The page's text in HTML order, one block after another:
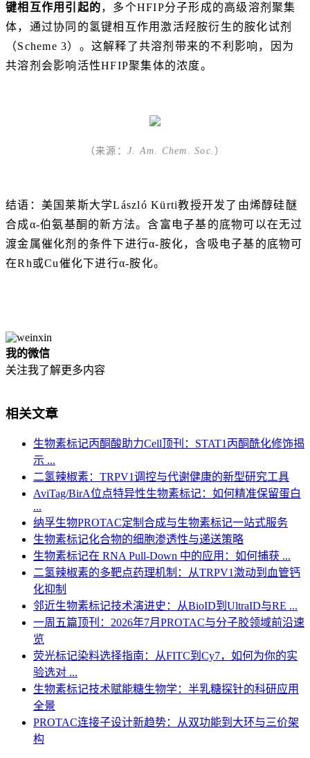
键相互作用引起的，多个HFIP分子形成的高级溶剂聚集
体，通过协同的氢键相互作用激活羟胺衍生的胺化试剂
（Scheme 3）。这解释了共溶剂带来的不利影响，因为
共溶剂会影响活性HFIP聚集体的浓度。
（来源： J. Am. Chem. Soc. ）
结语：美国莱斯大学László Kürti教授开发了由烯醇硅醚
合成α-伯氨基酮的新方法。含富电子基的底物可以在无过
渡金属催化剂的条件下进行α-胺化，含吸电子基的底物可
在Rh或Cu催化下进行α-胺化。
我的微信
关注我了解更多内容
相关文章
生物素标记丙酮酸助力Cell顶刊：STAT1丙酮酰化修饰揭
示 ...
二氢辣椒素：TRPV1调控与代谢健康的新型研究工具
AviTag/BirA位点特异性生物素标记：如何精准保留蛋白
...
纳孚生物PROTAC定制合成与生物素标记一站式服务
生物素标记化合物的细胞渗透性与递送策略
生物素标记在 RNA Pull-Down 中的应用：如何捕获 ...
二氢辣椒素的多靶点药理机制：从TRPV1激动到血管钙
化抑制
邻近生物素标记技术演进史：从BioID到UltraID与RE ...
一周五篇顶刊：2026年7月PROTAC与分子胶领域前沿速
览
荧光标记染料选择指南：从FITC到Cy7，如何为你的实
验选对 ...
生物素标记技术赋能糖生物学：半乳糖探针的科研应用
全景
PROTAC连接子设计新趋势：从双功能到大环与三价架
构